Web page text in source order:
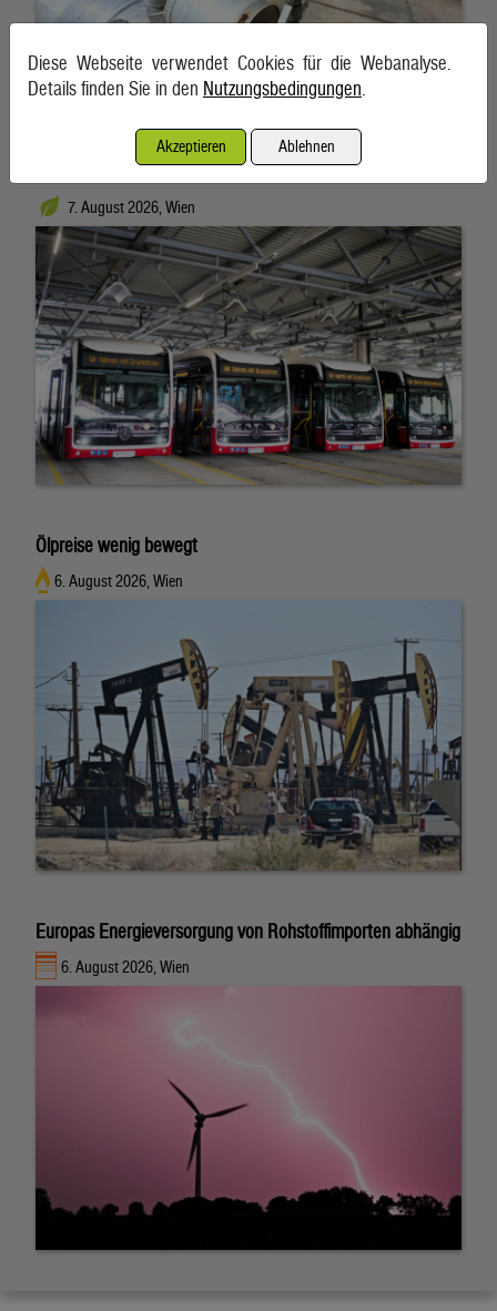
Österreich liegt bei E-Bussen im EU-Vergleich zurück
7. August 2026, Wien
Ölpreise wenig bewegt
6. August 2026, Wien
Europas Energieversorgung von Rohstoffimporten abhängig
6. August 2026, Wien
Diese Webseite verwendet Cookies für die Webanalyse.
Details finden Sie in den Nutzungsbedingungen.
Akzeptieren Ablehnen